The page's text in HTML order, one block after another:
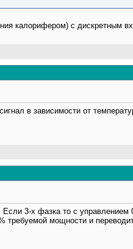
калорифером) с дискретным
в зависимости от
3-х фазка то с
требуемой мощности и